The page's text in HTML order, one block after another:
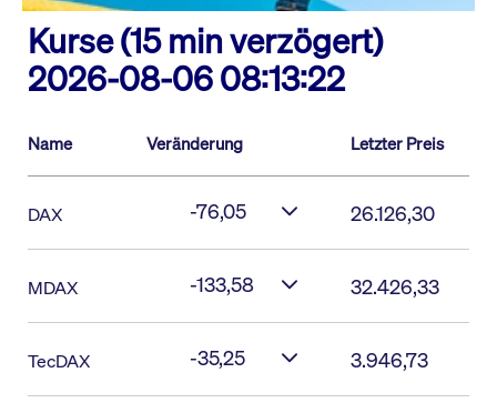
Kurse (15 min verzögert)
2026-08-06 08:13:22
Name Veränderung Letzter Preis
DAX -76,05 26.126,30
MDAX -133,58 32.426,33
TecDAX -35,25 3.946,73